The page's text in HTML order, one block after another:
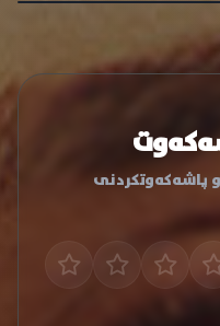
پاشەکەوتکردنی